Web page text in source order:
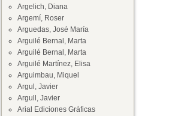
Argelich, Diana
Argemí, Roser
Arguedas, José María
Arguilé Bernal, Marta
Arguilé Bernal, Marta
Arguilé Martínez, Elisa
Arguimbau, Miquel
Argul, Javier
Argull, Javier
Arial Ediciones Gráficas